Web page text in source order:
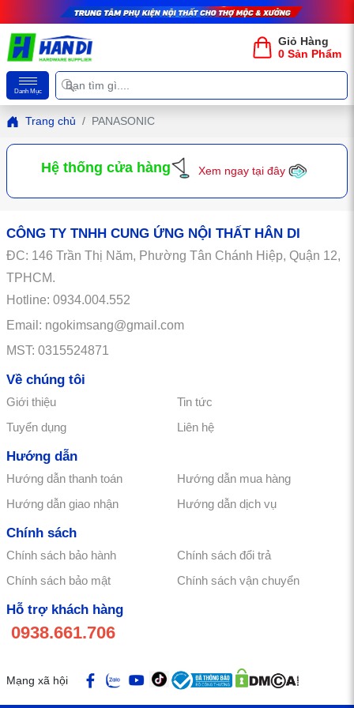
Giỏ Hàng
0 Sản Phẩm
Danh Mục
Trang chủ PANASONIC
Hệ thống cửa hàng Xem ngay tại đây
CÔNG TY TNHH CUNG ỨNG NỘI THẤT HÂN DI
ĐC: 146 Trần Thị Năm, Phường Tân Chánh Hiệp, Quận 12,
TPHCM.
Hotline: 0934.004.552
Email: ngokimsang@gmail.com
MST: 0315524871
Về chúng tôi
Giới thiệu
Tin tức
Tuyển dụng
Liên hệ
Hướng dẫn
Hướng dẫn thanh toán
Hướng dẫn mua hàng
Hướng dẫn giao nhận
Hướng dẫn dịch vụ
Chính sách
Chính sách bảo hành
Chính sách đổi trả
Chính sách bảo mật
Chính sách vận chuyển
Hỗ trợ khách hàng
0938.661.706
Mạng xã hội